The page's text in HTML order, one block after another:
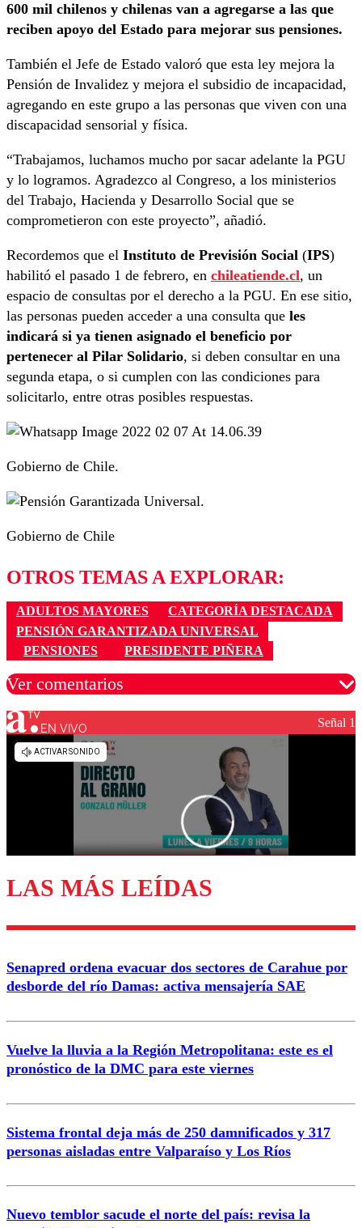
600 mil chilenos y chilenas van a agregarse a las que
reciben apoyo del Estado para mejorar sus pensiones.
También el Jefe de Estado valoró que esta ley mejora la
Pensión de Invalidez y mejora el subsidio de incapacidad,
agregando en este grupo a las personas que viven con una
discapacidad sensorial y física.
“Trabajamos, luchamos mucho por sacar adelante la PGU
y lo logramos. Agradezco al Congreso, a los ministerios
del Trabajo, Hacienda y Desarrollo Social que se
comprometieron con este proyecto”, añadió.
Recordemos que el Instituto de Previsión Social (IPS)
habilitó el pasado 1 de febrero, en chileatiende.cl, un
espacio de consultas por el derecho a la PGU. En ese sitio,
las personas pueden acceder a una consulta que les
indicará si ya tienen asignado el beneficio por
pertenecer al Pilar Solidario, si deben consultar en una
segunda etapa, o si cumplen con las condiciones para
solicitarlo, entre otras posibles respuestas.
Gobierno de Chile.
Gobierno de Chile
OTROS TEMAS A EXPLORAR:
ADULTOS MAYORES
CATEGORÍA DESTACADA
PENSIÓN GARANTIZADA UNIVERSAL
PENSIONES
PRESIDENTE PIÑERA
Ver comentarios
Los comentarios son moderados para garantizar un
diálogo respetuoso.
Enviar comentario
EN VIVO Señal 1
LAS MÁS LEÍDAS
Senapred ordena evacuar dos sectores de Carahue por
desborde del río Damas: activa mensajería SAE
Vuelve la lluvia a la Región Metropolitana: este es el
pronóstico de la DMC para este viernes
Sistema frontal deja más de 250 damnificados y 317
personas aisladas entre Valparaíso y Los Ríos
Nuevo temblor sacude el norte del país: revisa la